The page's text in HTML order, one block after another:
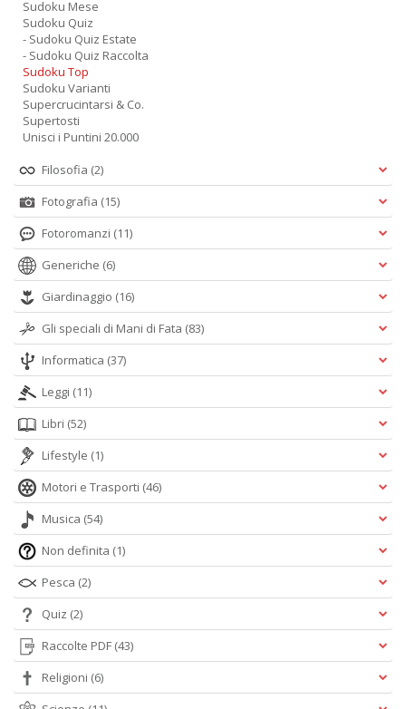
Sudoku Mese
Sudoku Quiz
- Sudoku Quiz Estate
- Sudoku Quiz Raccolta
Sudoku Top
Sudoku Varianti
Supercrucintarsi & Co.
Supertosti
Unisci i Puntini 20.000
Filosofia (2)
Fotografia (15)
Fotoromanzi (11)
Generiche (6)
Giardinaggio (16)
Gli speciali di Mani di Fata (83)
Informatica (37)
Leggi (11)
Libri (52)
Lifestyle (1)
Motori e Trasporti (46)
Musica (54)
Non definita (1)
Pesca (2)
Quiz (2)
Raccolte PDF (43)
Religioni (6)